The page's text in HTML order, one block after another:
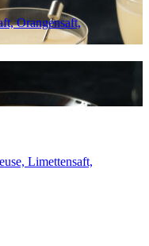
Orangensaft,
Limettensaft,